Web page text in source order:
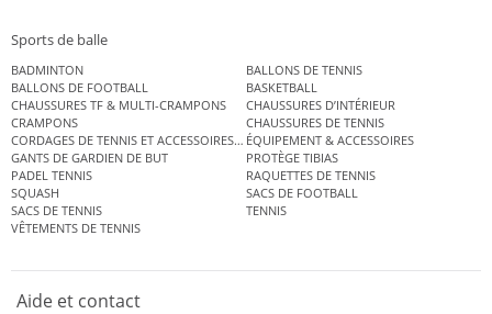
Sports de balle
BADMINTON
BALLONS DE TENNIS
BALLONS DE FOOTBALL
BASKETBALL
CHAUSSURES TF & MULTI-CRAMPONS
CHAUSSURES D’INTÉRIEUR
CRAMPONS
CHAUSSURES DE TENNIS
CORDAGES DE TENNIS ET ACCESSOIRES DE TENNISÉQUIPEMENT & ACCESSOIRES
GANTS DE GARDIEN DE BUT
PROTÈGE TIBIAS
PADEL TENNIS
RAQUETTES DE TENNIS
SQUASH
SACS DE FOOTBALL
SACS DE TENNIS
TENNIS
VÊTEMENTS DE TENNIS
Aide et contact